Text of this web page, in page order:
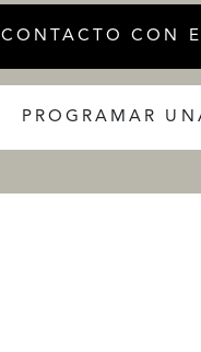
CONTACTO CON
PROGRAMAR